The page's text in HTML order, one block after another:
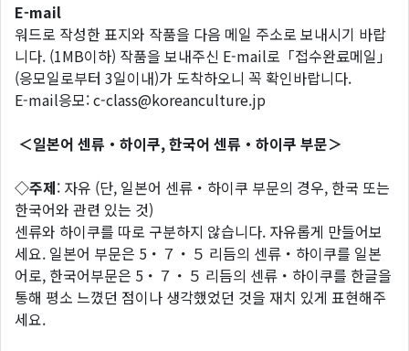
E-mail
워드로 작성한 표지와 작품을 다음 메일 주소로 보내시기 바랍
니다. (1MB이하) 작품을 보내주신 E-mail로「접수완료메일」
(응모일로부터 3일이내)가 도착하오니 꼭 확인바랍니다.
E-mail응모: c-class@koreanculture.jp
＜일본어 센류・하이쿠, 한국어 센류・하이쿠 부문＞
◇주제: 자유 (단, 일본어 센류・하이쿠 부문의 경우, 한국 또는
한국어와 관련 있는 것)
센류와 하이쿠를 따로 구분하지 않습니다. 자유롭게 만들어보
세요. 일본어 부문은 5・７・５ 리듬의 센류・하이쿠를 일본
어로, 한국어부문은 5・７・５ 리듬의 센류・하이쿠를 한글을
통해 평소 느꼈던 점이나 생각했었던 것을 재치 있게 표현해주
세요.